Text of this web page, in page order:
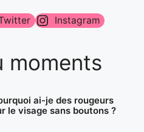
Instagram
moments
ai-je des rougeurs
le visage sans boutons ?